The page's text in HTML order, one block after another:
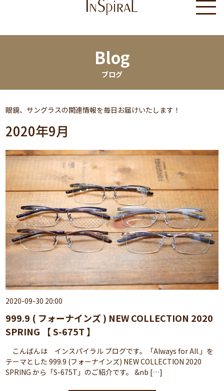
Blog
ブログ
眼鏡、サングラスの関連情報を毎日お届けいたします！
2020年9月
2020-09-30 20:00
999.9 ( フォーナインズ ) NEW COLLECTION 2020
SPRING 【 S-675T 】
こんばんは インスパイラル ブログです。「Always for AII.」を
テーマとした 999.9 (フォーナインズ) NEW COLLECTION 2020
SPRING から「S-675T」のご紹介です。 &nb […]